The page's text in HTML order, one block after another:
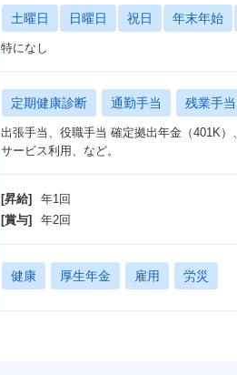
土曜日 日曜日 祝日 年末年始
特になし
定期健康診断 通勤手当 残業手当
出張手当、役職手当 確定拠出年金（401K
サービス利用、など。
[昇給]
年1回
[賞与]
年2回
健康 厚生年金 雇用 労災